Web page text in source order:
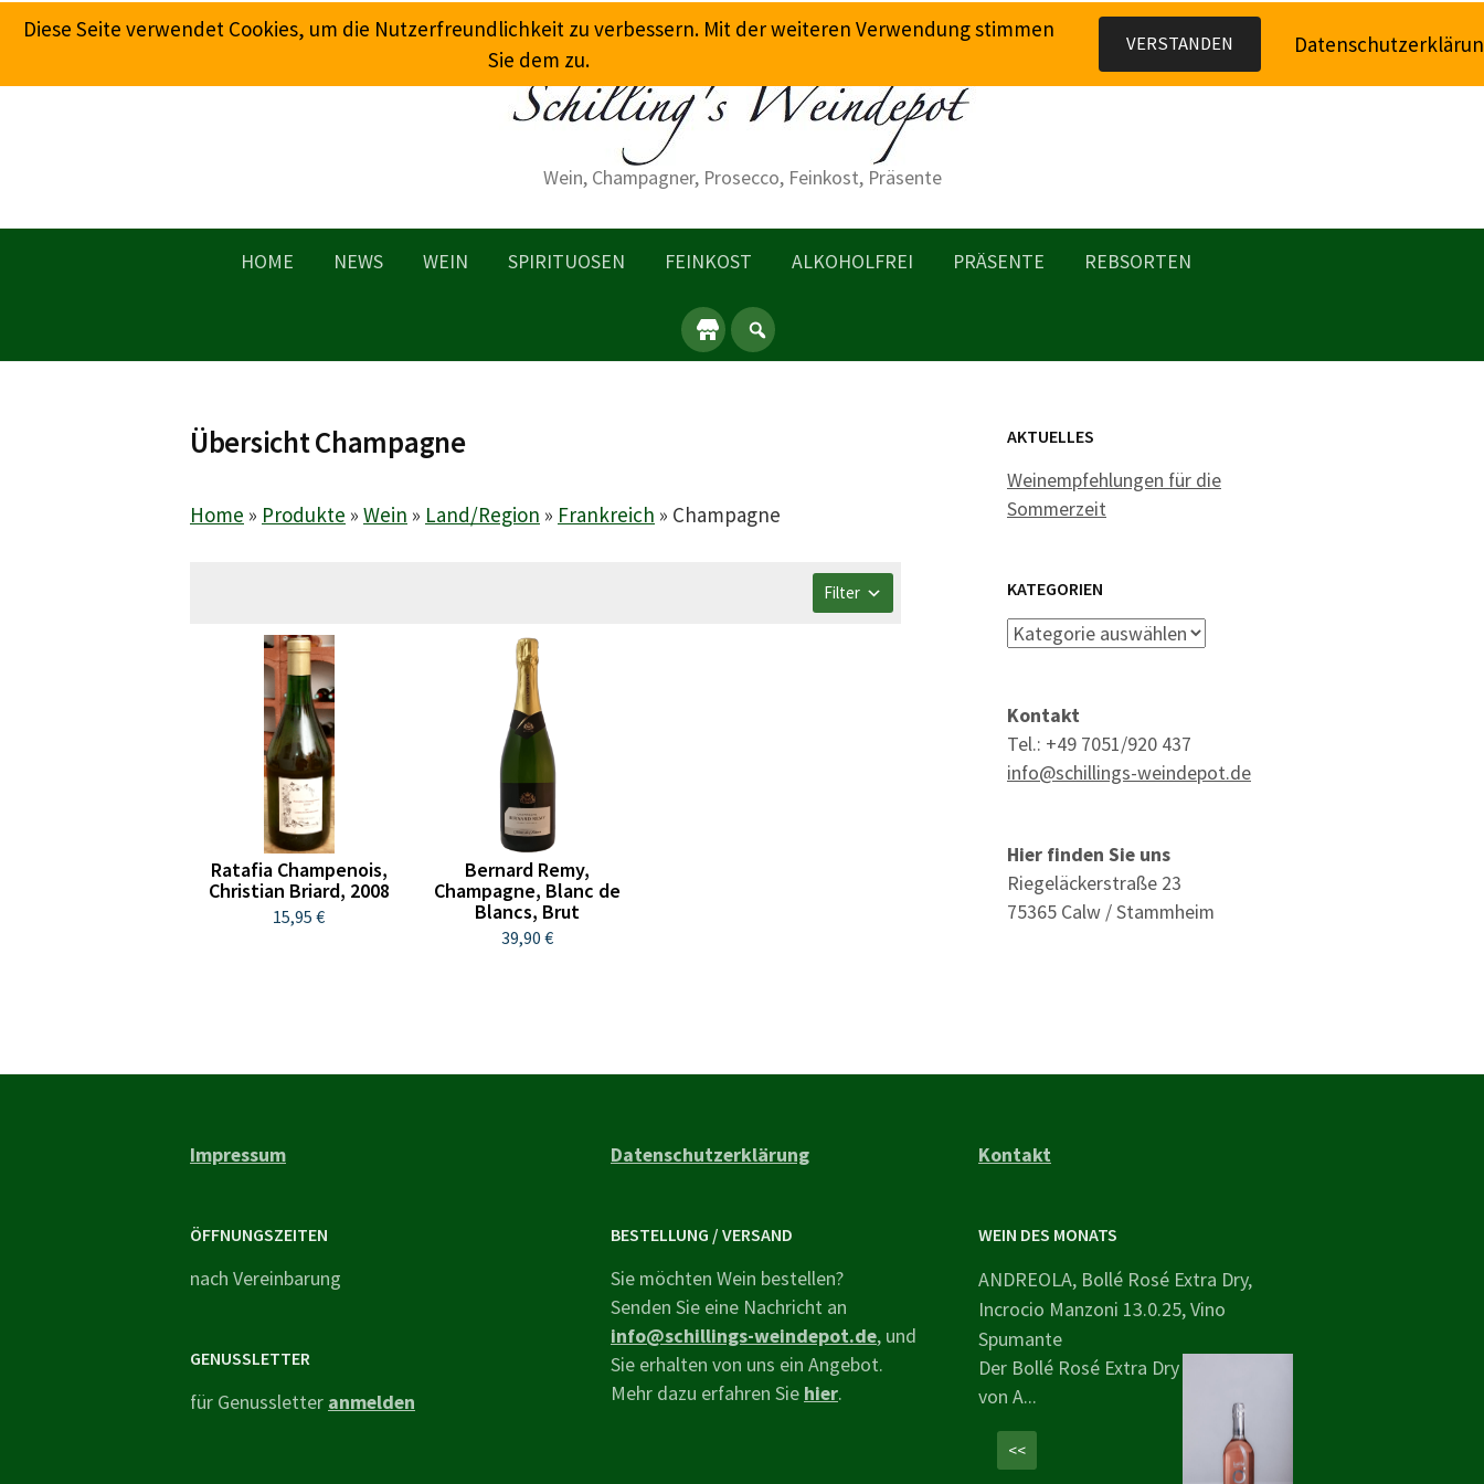
Springe
zum
Wein, Champagner, Prosecco, Feinkost, Präsente
HOME NEWS WEIN SPIRITUOSEN FEINKOST ALKOHOLFREI PRÄSENTE REBSORTEN
Übersicht Champagne
Home » Produkte » Wein » Land/Region » Frankreich » Champagne
Filter
Ratafia Champenois,
Christian Briard, 2008
15,95 €
Bernard Remy,
Champagne, Blanc de
Blancs, Brut
39,90 €
AKTUELLES
Weinempfehlungen für die
Sommerzeit
KATEGORIEN
Kategorien
Kontakt
Tel.: +49 7051/920 437
info@schillings-weindepot.de
Hier finden Sie uns
Riegeläckerstraße 23
75365 Calw / Stammheim
Impressum
ÖFFNUNGSZEITEN
nach Vereinbarung
GENUSSLETTER
für Genussletter anmelden
Datenschutzerklärung
BESTELLUNG / VERSAND
Sie möchten Wein bestellen?
Senden Sie eine Nachricht an
info@schillings-weindepot.de, und
Sie erhalten von uns ein Angebot.
Mehr dazu erfahren Sie hier.
Kontakt
WEIN DES MONATS
ANDREOLA, Bollé Rosé Extra Dry,
Incrocio Manzoni 13.0.25, Vino
Spumante
Der Bollé Rosé Extra Dry
von A...
<<
Diese Seite verwendet Cookies, um die Nutzerfreundlichkeit zu verbessern. Mit der weiteren Verwendung stimmen
Sie dem zu.
VERSTANDEN